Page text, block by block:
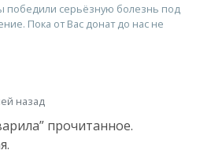
победили серьёзную болезнь под
Пока от Вас донат до нас не
назад
прочитанное.